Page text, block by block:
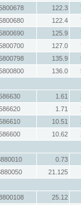
122.3
122.4
125.9
127.0
135.9
136.0
1.61
1.71
10.51
10.62
0.73
21.125
25.12